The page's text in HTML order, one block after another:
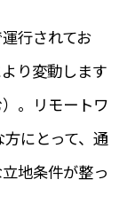
行されてお
り変動します
。リモートワ
にとって、通
地条件が整っ